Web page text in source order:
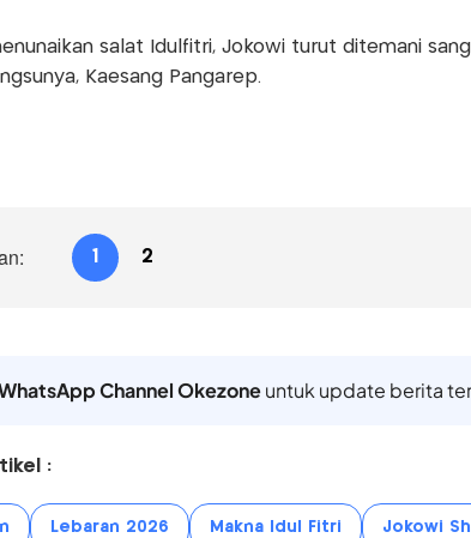
salat Idulfitri, Jokowi turut ditemani
Kaesang Pangarep.
1 2
Channel Okezoneuntuk update berita
:
Lebaran 2026 Makna Idul Fitri Jokowi